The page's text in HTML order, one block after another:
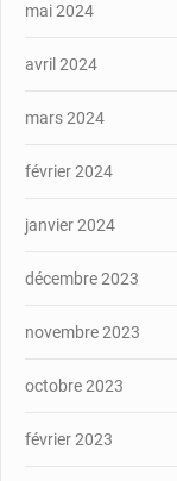
mai 2024
avril 2024
mars 2024
février 2024
janvier 2024
décembre 2023
novembre 2023
octobre 2023
février 2023